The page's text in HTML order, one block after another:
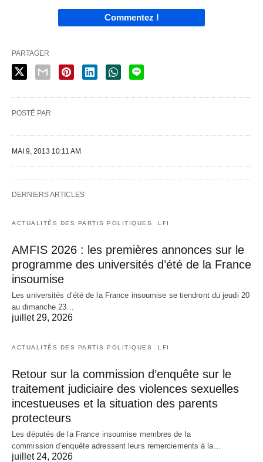
Commentez !
PARTAGER
POSTÉ PAR
MAI 9, 2013 10:11 AM
DERNIERS ARTICLES
ACTUALITÉS DES PARTIS POLITIQUES LFI
AMFIS 2026 : les premières annonces sur le
programme des universités d’été de la France
insoumise
Les universités d’été de la France insoumise se tiendront du jeudi 20
au dimanche 23…
juillet 29, 2026
ACTUALITÉS DES PARTIS POLITIQUES LFI
Retour sur la commission d’enquête sur le
traitement judiciaire des violences sexuelles
incestueuses et la situation des parents
protecteurs
Les députés de la France insoumise membres de la
commission d’enquête adressent leurs remerciements à la…
juillet 24, 2026